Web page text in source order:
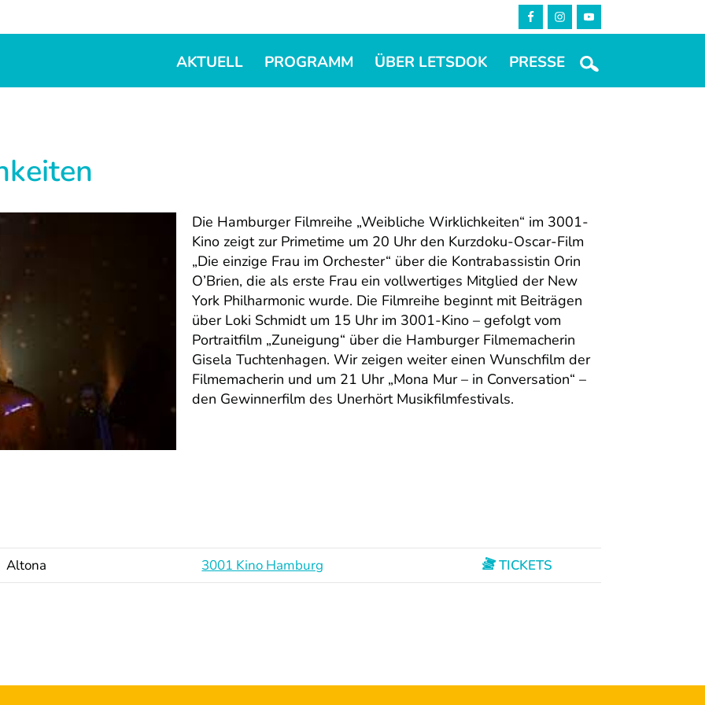
AKTUELL PROGRAMM ÜBER LETSDOK PRESSE
Die Hamburger Filmreihe „Weibliche Wirklichkeiten“ im 3001-
Kino zeigt zur Primetime um 20 Uhr den Kurzdoku-Oscar-Film
„Die einzige Frau im Orchester“ über die Kontrabassistin Orin
O’Brien, die als erste Frau ein vollwertiges Mitglied der New
York Philharmonic wurde. Die Filmreihe beginnt mit Beiträgen
über Loki Schmidt um 15 Uhr im 3001-Kino – gefolgt vom
Portraitfilm „Zuneigung“ über die Hamburger Filmemacherin
Gisela Tuchtenhagen. Wir zeigen weiter einen Wunschfilm der
Filmemacherin und um 21 Uhr „Mona Mur – in Conversation“ –
den Gewinnerfilm des Unerhört Musikfilmfestivals.
Altona 3001 Kino Hamburg TICKETS